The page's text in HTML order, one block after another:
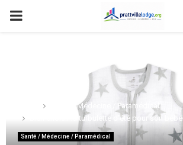
PRIMARY
Santé / Médecine / Paramédical
Bien choisir la turbulette d’été pour son bébé
Santé / Médecine / Paramédical